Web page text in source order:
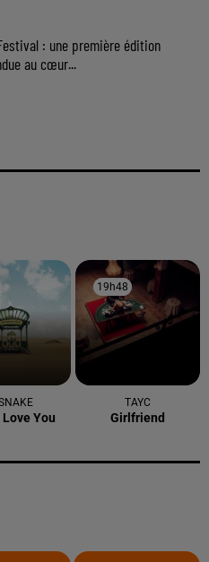
: une première édition
au cœur...
You
19h48
19h48
TAYC
Girlfriend